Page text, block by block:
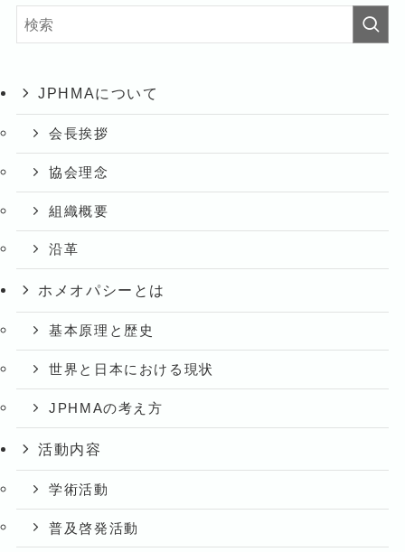
JPHMAについて
会長挨拶
協会理念
組織概要
沿革
ホメオパシーとは
基本原理と歴史
世界と日本における現状
JPHMAの考え方
活動内容
学術活動
普及啓発活動